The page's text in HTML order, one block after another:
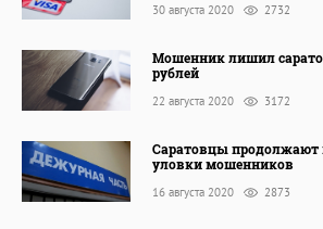
30 августа 2020 2732
Мошенник лишил
рублей
22 августа 2020 3172
Саратовцы продолжают
уловки мошенников
16 августа 2020 2873